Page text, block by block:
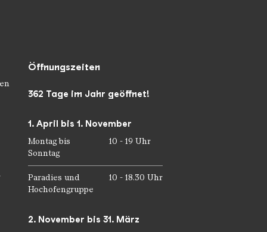
Öffnungszeiten
362 Tage im Jahr geöffnet!
1. April bis 1. November
Montag bis
Sonntag
10 - 19 Uhr
Paradies und
Hochofengruppe
10 - 18.30 Uhr
2. November bis 31. März